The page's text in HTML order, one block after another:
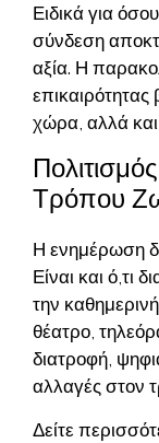
Ειδικά για
σύνδεση
αξία. Η
χώρα, αλλά
Τρόπου
Η ενημέρωση
Είναι και ό,τι
την καθημερινή
θέατρο,
διατροφή,
αλλαγές στον
Δείτε